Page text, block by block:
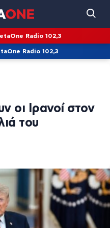
Radio 102,3
Radio 102,3
οι Ιρανοί στον
του